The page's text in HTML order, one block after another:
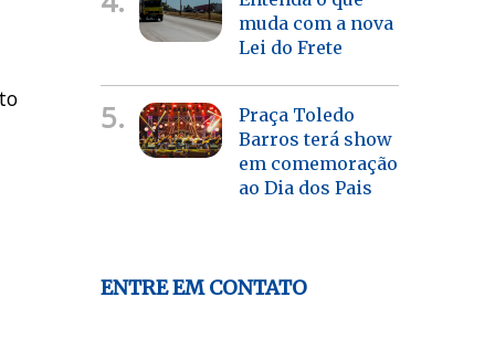
muda com a nova
Lei do Frete
5.
Praça Toledo
Barros terá show
em comemoração
ao Dia dos Pais
ENTRE EM CONTATO